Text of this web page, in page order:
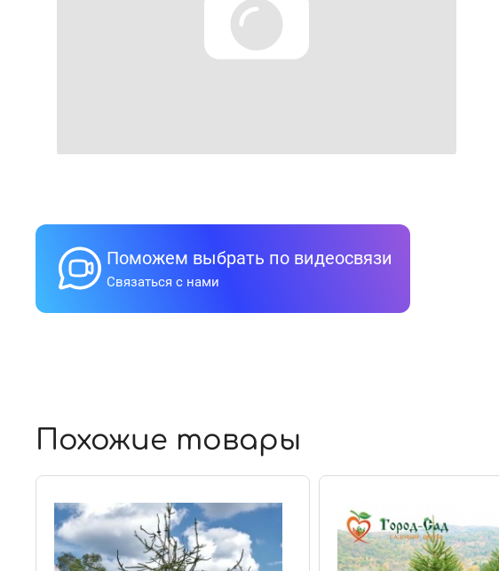
Поможем выбрать по видеосвязи
Связаться с нами
Похожие товары